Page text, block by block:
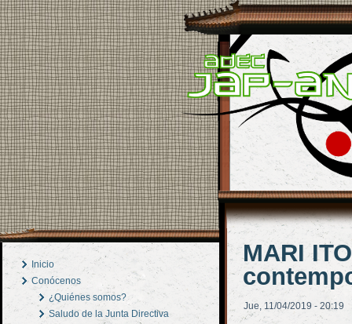
Inicio
Conócenos
¿Quiénes somos?
Saludo de la Junta Directiva
MARI
Jue, 11/04/2019 - 20:19